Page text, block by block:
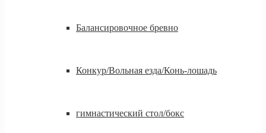
Балансировочное бревно
Конкур/Вольная езда/Конь-лошадь
гимнастический стол/бокс